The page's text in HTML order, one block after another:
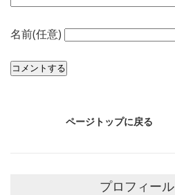
名前(任意)
ページトップに戻る
プロフィール